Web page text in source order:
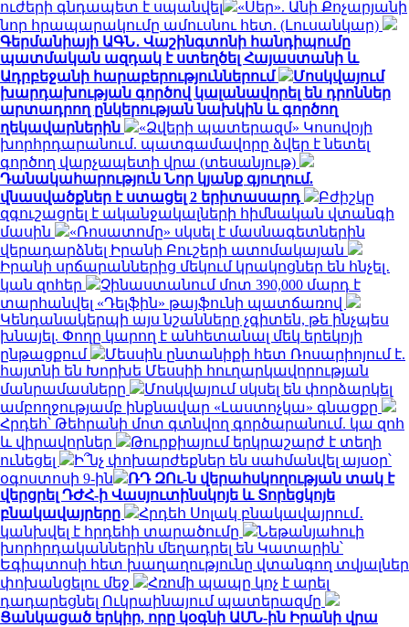
ուժերի գնդապետ է սպանվել
«Սեր». Անի Քոչարյանի
նոր հրապարակումը ամուսնու հետ. (Լուսանկար)
Գերմանիայի ԱԳՆ․ Վաշինգտոնի հանդիպումը
պատմական ազդակ է ստեղծել Հայաստանի և
Ադրբեջանի հարաբերություններում
Մոսկվայում
խարդախության գործով կալանավորել են դրոններ
արտադրող ընկերության նախկին և գործող
ղեկավարներին
«Ձվերի պատերազմ» Կոսովոյի
խորհրդարանում. պատգամավորը ձվեր է նետել
գործող վարչապետի վրա (տեսանյութ)
Դանակահարություն Նոր կյանք գյուղում.
վնասվածքներ է ստացել 2 երիտասարդ
Բժիշկը
զգուշացրել է ականջակալների հիմնական վտանգի
մասին
«Ռոսատոմը» սկսել է մասնագետներին
վերադարձնել Իրանի Բուշերի ատոմակայան
Իրանի սրճարաններից մեկում կրակոցներ են հնչել․
կան զոհեր
Չինաստանում մոտ 390,000 մարդ է
տարհանվել «Դելֆին» թայֆունի պատճառով
Կենդանակերպի այս նշանները չգիտեն, թե ինչպես
խնայել. Փողը կարող է անհետանալ մեկ երեկոյի
ընթացքում
Մեսսին ընտանիքի հետ Ռոսարիոյում է.
հայտնի են Խորխե Մեսսիի հուղարկավորության
մանրամասները
Մոսկվայում սկսել են փորձարկել
ամբողջությամբ ինքնավար «Լաստոչկա» գնացքը
Հրդեհ՝ Թեհրանի մոտ գտնվող գործարանում. կա զոհ
և վիրավորներ
Թուրքիայում երկրաշարժ է տեղի
ունեցել
Ի՞նչ փոխարժեքներ են սահմանվել այսօր՝
օգոստոսի 9-ին
ՌԴ ԶՈւ-ն վերահսկողության տակ է
վերցրել ԴԺՀ-ի Վասյուտինսկոյե և Տորեցկոյե
բնակավայրերը
Հրդեհ Սոլակ բնակավայրում․
կանխվել է հրդեհի տարածումը
Նեթանյահուի
խորհրդականներին մեղադրել են Կատարին՝
Եգիպտոսի հետ խաղաղությունը վտանգող տվյալներ
փոխանցելու մեջ
Հռոմի պապը կոչ է արել
դադարեցնել Ուկրաինայում պատերազմը
Ցանկացած երկիր, որը կօգնի ԱՄՆ-ին Իրանի վրա